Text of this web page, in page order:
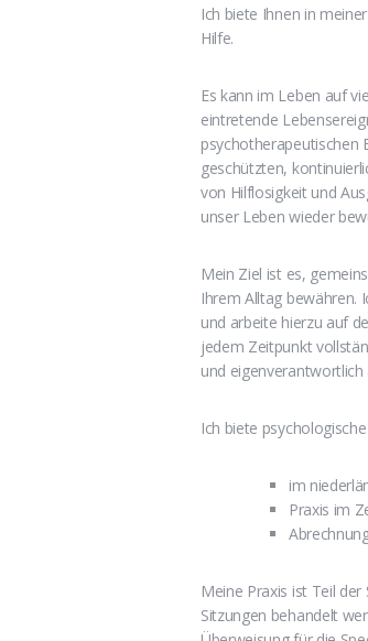
Ich biete Ihnen in
Hilfe.
Es kann im Leben auf
eintretende
psychotherapeutischen
geschützten,
von Hilflosigkeit und
unser Leben wieder
Mein Ziel ist es,
Ihrem Alltag bewähren.
und arbeite hierzu auf
jedem Zeitpunkt
und
Ich biete
im
Praxis im
Meine Praxis ist Teil
Sitzungen behandelt